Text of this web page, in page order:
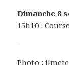
Dimanche 8
15h10 : Course
Photo :